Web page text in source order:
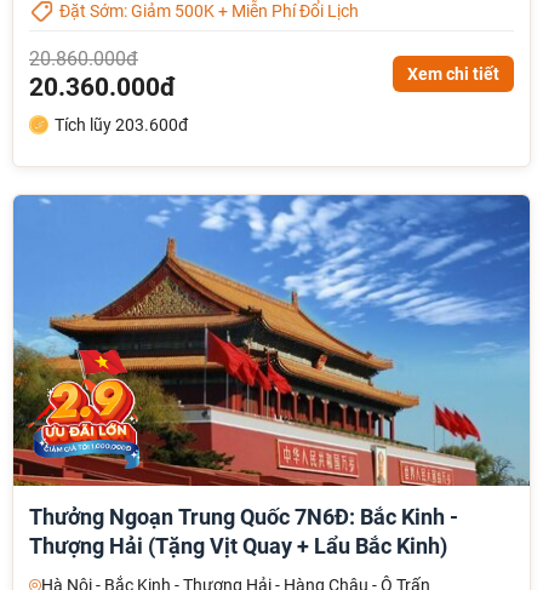
Đặt Sớm: Giảm 500K + Miễn Phí Đổi Lịch
20.860.000đ
20.360.000đ Xem chi tiết
Tích lũy 203.600đ
Thưởng Ngoạn Trung Quốc 7N6Đ: Bắc Kinh -
Thượng Hải (Tặng Vịt Quay + Lẩu Bắc Kinh)
Hà Nội - Bắc Kinh - Thượng Hải - Hàng Châu - Ô Trấn